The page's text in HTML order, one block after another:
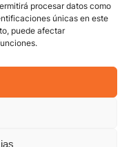
procesar datos como
únicas en este
puede afectar
Todos los
reembolsos